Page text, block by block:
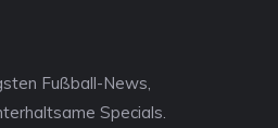
Fußball-News,
Specials.